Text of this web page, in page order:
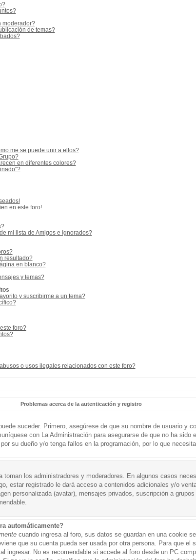
moderador?
de temas?
me se puede unir a ellos?
en diferentes colores?
en este foro!
mi lista de Amigos e Ignorados?
resultado?
en blanco?
y temas?
y suscribirme a un tema?
foro?
o usos ilegales relacionados con este foro?
Problemas acerca de la autenticación y registro
suceder. Primero, asegúrese de que su nombre de usuario y
con La Administración para asegurarse de que no ha sido
su dueño y/o tenga fallos en la programación, por lo que
toman los administradores y moderadores. En algunos casos
estar registrado le dará acceso a contenidos adicionales y/o
personalizada (avatar), mensajes privados, suscripción a
automáticamente?
cuando ingresa al foro, sus datos se guardan en una cookie
que su cuenta pueda ser usada por otra persona. Para que el
ingresar. No es recomendable si accede al foro desde un PC